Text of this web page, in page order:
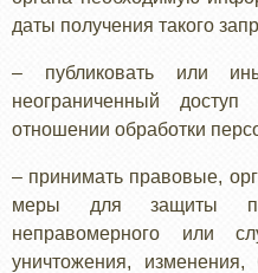
даты получения такого
– публиковать или
неограниченный
отношении обработки
– принимать правовые,
меры для защиты
неправомерного или
уничтожения, изменения,